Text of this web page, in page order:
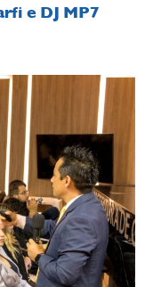
e DJ MP7